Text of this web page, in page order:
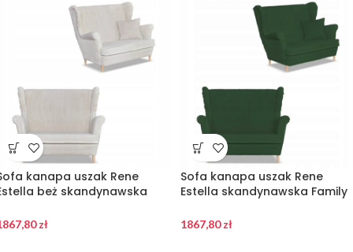
kanapa uszak Rene
beż skandynawska
zł
Sofa kanapa uszak Rene
Estella skandynawska Family
1867,80zł